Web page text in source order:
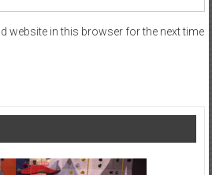
website in this browser for the next time